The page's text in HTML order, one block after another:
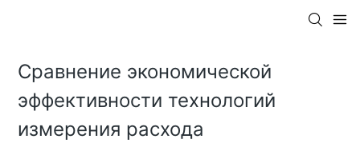
Сравнение экономической
эффективности технологий
измерения расхода